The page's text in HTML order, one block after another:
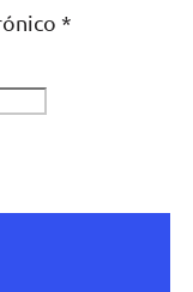
*